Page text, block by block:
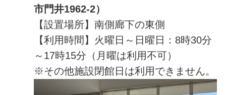
市門井1962-2）
【設置場所】南側廊下の東側
【利用時間】火曜日～日曜日：8時30分
～17時15分（月曜は利用不可）
※その他施設閉館日は利用できません。